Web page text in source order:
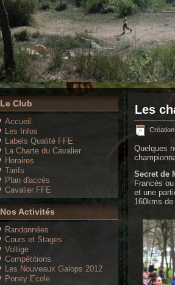
Le Club
Accueil
Les Infos
Labels Qualité FFE
La Charte du Cavalier
Horaires
Tarifs
Plan d'accès
Cavalier FFE
Nos Activités
Randonnées
Cours et Stages
Voltige
Compétitions
Les Nouveaux Galops 2012
Poney Ecole
Les
Quelques
Secret de
Francès
et une
160kms